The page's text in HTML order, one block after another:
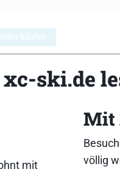
kaufen
ski.de
mit
Mit
völlig